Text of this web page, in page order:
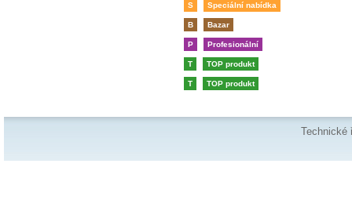
S Speciální nabídka
B Bazar
P Profesionální
T TOP produkt
T TOP produkt